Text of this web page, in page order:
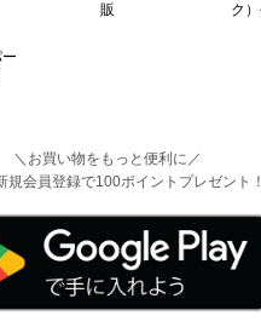
＼お買い物をもっと便利に／
規会員登録で100ポイントプレゼント！